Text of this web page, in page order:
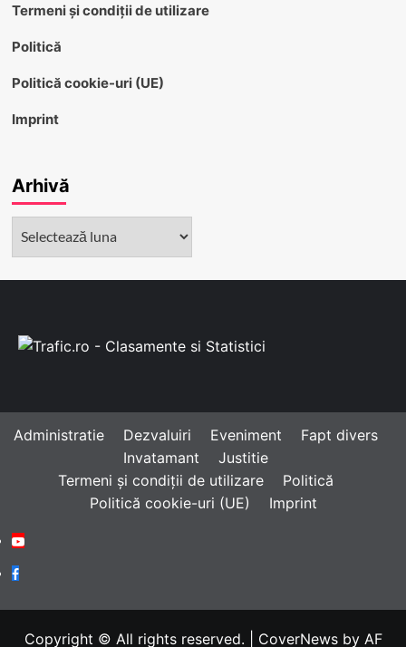
Termeni și condiții de utilizare
Politică
Politică cookie-uri (UE)
Imprint
Arhivă
Administratie Dezvaluiri Eveniment
Fapt divers
Invatamant
Justitie
Termeni și condiții de utilizare
Politică
Politică cookie-uri (UE)
Imprint
Youtube
Facebook
Copyright © All rights reserved. CoverNewsby AF